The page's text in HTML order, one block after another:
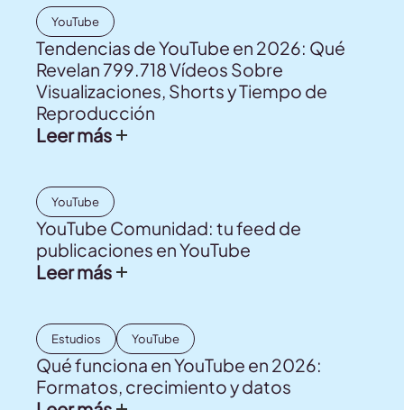
YouTube
Tendencias de YouTube en 2026: Qué
Revelan 799.718 Vídeos Sobre
Visualizaciones, Shorts y Tiempo de
Reproducción
Leer más
YouTube
YouTube Comunidad: tu feed de
publicaciones en YouTube
Leer más
Estudios YouTube
Qué funciona en YouTube en 2026:
Formatos, crecimiento y datos